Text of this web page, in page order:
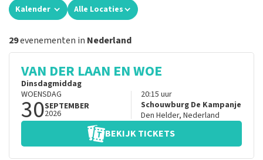
Kalender Alle Locaties
29evenementen in Nederland
VAN DER LAAN EN WOE
Dinsdagmiddag
WOENSDAG
30SEPTEMBER
2026
20:15 uur
Schouwburg De Kampanje
Den Helder, Nederland
BEKIJK TICKETS